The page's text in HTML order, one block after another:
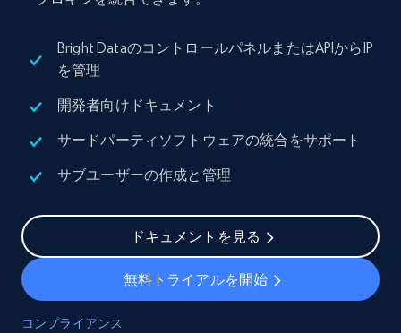
Bright DataのコントロールパネルまたはAPIからIP
を管理
開発者向けドキュメント
サードパーティソフトウェアの統合をサポート
サブユーザーの作成と管理
ドキュメントを見る
無料トライアルを開始
コンプライアンス